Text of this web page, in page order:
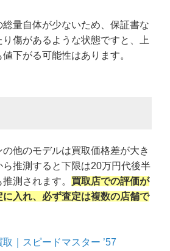
総量自体が少ないため、保証書な
傷があるような状態ですと、上
下がる可能性はあります。
他のモデルは買取価格差が大き
ら推測すると下限は20万円代後半
測されます。 買取店での評価が
入れ、必ず査定は複数の店舗で
取｜スピードマスター ’57